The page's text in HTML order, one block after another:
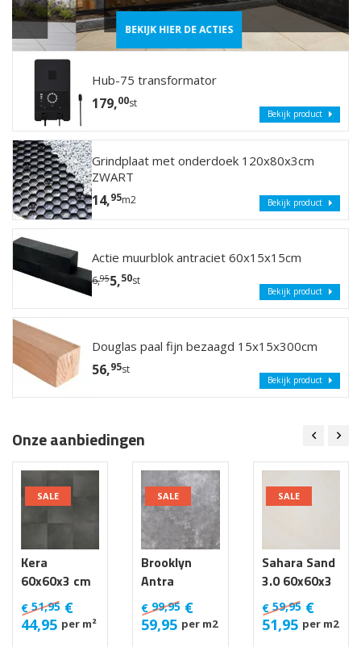
BEKIJK HIER DE ACTIES
Hub-75 transformator
179,00st
Bekijk product
Grindplaat met onderdoek 120x80x3cm
ZWART
14,95m2 Bekijk product
Actie muurblok antraciet 60x15x15cm
6,955,50st
Bekijk product
Douglas paal fijn bezaagd 15x15x300cm
56,95st
Bekijk product
Onze aanbiedingen
Kera
60x60x3 cm
Luik
€ 51,95 €
44,95 per m²
SALE
Brooklyn
Antra
100x100x4
cm van €
99,95 m2
€ 99,95 €
59,95 per m2
SALE
Sahara Sand
3.0 60x60x3
cm
€59,95 €
51,95 per m2
SALE